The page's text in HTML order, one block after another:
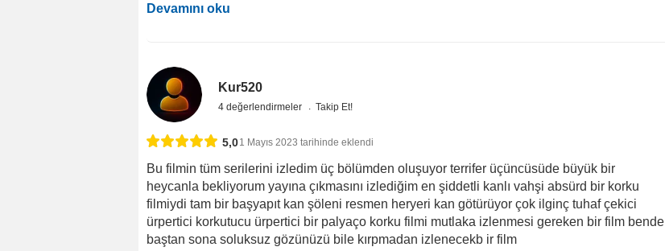
Devamını oku
Kur520
4 değerlendirmeler Takip Et!
5,01 Mayıs 2023 tarihinde eklendi
Bu filmin tüm serilerini izledim üç bölümden oluşuyor terrifer üçüncüsüde büyük bir
heycanla bekliyorum yayına çıkmasını izlediğim en şiddetli kanlı vahşi absürd bir korku
filmiydi tam bir başyapıt kan şöleni resmen heryeri kan götürüyor çok ilginç tuhaf çekici
ürpertici korkutucu ürpertici bir palyaço korku filmi mutlaka izlenmesi gereken bir film bende
baştan sona soluksuz gözünüzü bile kırpmadan izlenecekb ir film